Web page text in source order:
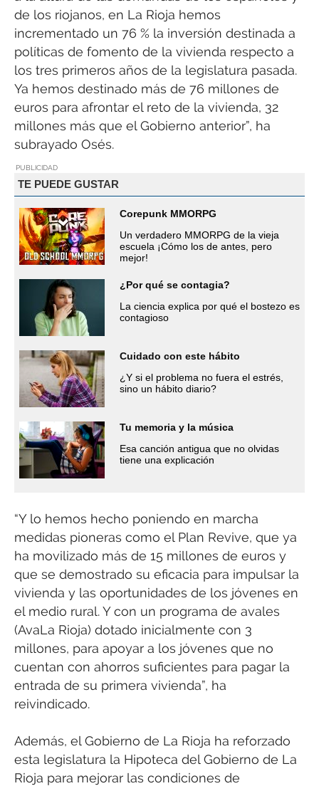
de los riojanos, en La Rioja hemos
incrementado un 76 % la inversión destinada a
políticas de fomento de la vivienda respecto a
los tres primeros años de la legislatura pasada.
Ya hemos destinado más de 76 millones de
euros para afrontar el reto de la vivienda, 32
millones más que el Gobierno anterior”, ha
subrayado Osés.
PUBLICIDAD
TE PUEDE GUSTAR
Corepunk MMORPG
Un verdadero MMORPG de la vieja
escuela ¡Cómo los de antes, pero
mejor!
¿Por qué se contagia?
La ciencia explica por qué el bostezo es
contagioso
Cuidado con este hábito
¿Y si el problema no fuera el estrés,
sino un hábito diario?
Tu memoria y la música
Esa canción antigua que no olvidas
tiene una explicación
“Y lo hemos hecho poniendo en marcha
medidas pioneras como el Plan Revive, que ya
ha movilizado más de 15 millones de euros y
que se demostrado su eficacia para impulsar la
vivienda y las oportunidades de los jóvenes en
el medio rural. Y con un programa de avales
(AvaLa Rioja) dotado inicialmente con 3
millones, para apoyar a los jóvenes que no
cuentan con ahorros suficientes para pagar la
entrada de su primera vivienda”, ha
reivindicado.
Además, el Gobierno de La Rioja ha reforzado
esta legislatura la Hipoteca del Gobierno de La
Rioja para mejorar las condiciones de